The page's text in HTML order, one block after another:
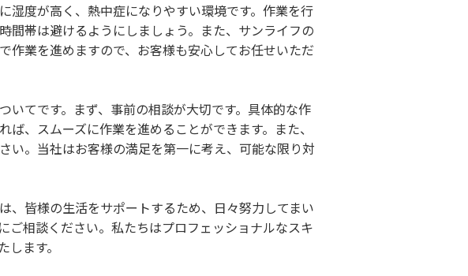
湿度が高く、熱中症になりやすい環境です。作業を行
間帯は避けるようにしましょう。また、サンライフの
作業を進めますので、お客様も安心してお任せいただ
いてです。まず、事前の相談が大切です。具体的な作
、スムーズに作業を進めることができます。また、
い。当社はお客様の満足を第一に考え、可能な限り対
、皆様の生活をサポートするため、日々努力してまい
ご相談ください。私たちはプロフェッショナルなスキ
ます。